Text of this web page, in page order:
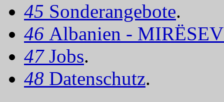
45 Sonderangebote.
46 Albanien -
47 Jobs.
48 Datenschutz.